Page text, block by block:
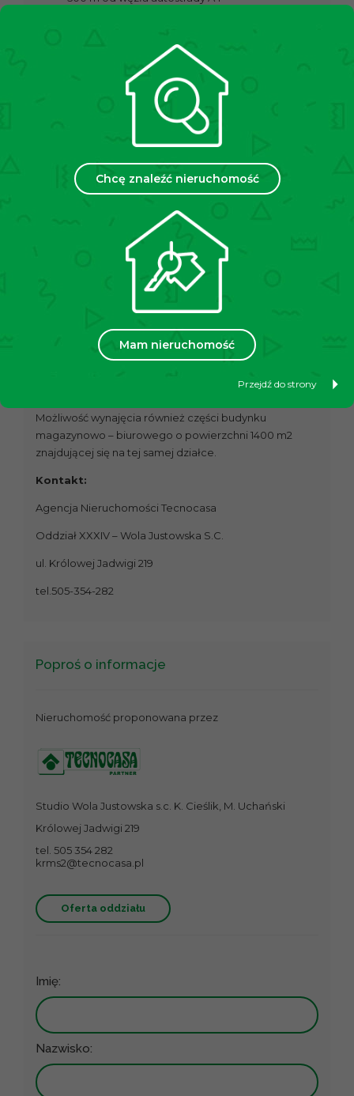
Chcę znaleźć nieruchomość
Mam nieruchomość
Przejdź do strony
kierunkach zabudowa jednorodzinna i tereny
czynsz: 52 800 PLN netto / miesiąc + opłaty
eksploatacyjne + media
kaucja: równowartość dwóch czynszów
strategiczna lokalizacja – tuż przy A4 i lotnisku
działka 1,1 ha – potencjał logistyczny i możliwość
rozwoju,
Możliwość wynajęcia również części budynku
magazynowo – biurowego o powierzchni 1400 m2
znajdującej się na tej samej działce.
Kontakt:
Agencja Nieruchomości Tecnocasa
Oddział XXXIV – Wola Justowska S.C.
ul. Królowej Jadwigi 219
tel.505-354-282
Poproś o informacje
Nieruchomość proponowana przez
Studio Wola Justowska s.c. K. Cieślik, M. Uchański
Królowej Jadwigi 219
tel. 505 354 282
krms2@tecnocasa.pl
Oferta oddziału
Imię:
Nazwisko: